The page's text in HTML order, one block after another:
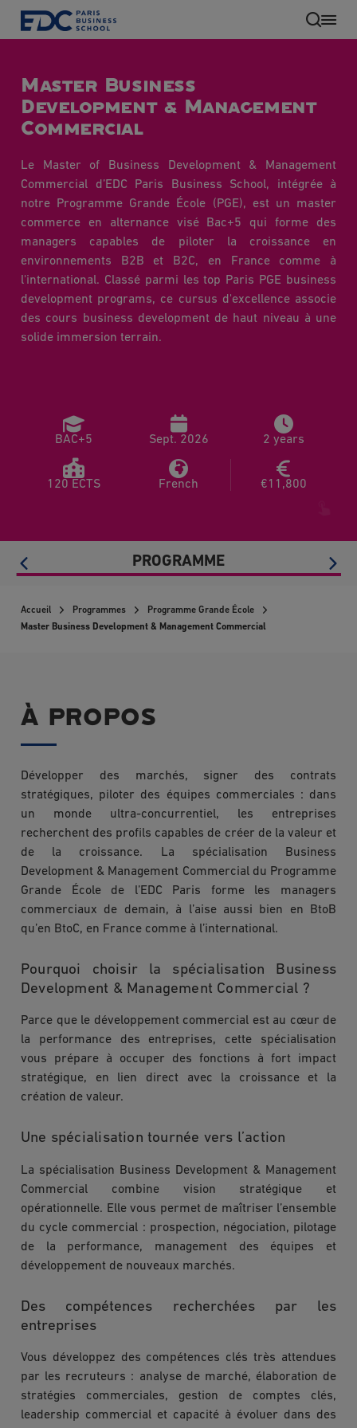
Aller
FR
Master Business
Development & Management
Commercial
Le Master of Business Development & Management
Commercial d’EDC Paris Business School, intégrée à
notre Programme Grande École (PGE), est un master
commerce en alternance visé Bac+5 qui forme des
managers capables de piloter la croissance en
environnements B2B et B2C, en France comme à
l'international. Classé parmi les top Paris PGE business
development programs, ce cursus d'excellence associe
des cours business development de haut niveau à une
solide immersion terrain.
BAC+5 Sept. 2026 2 years
120 ECTS French €11,800
PROGRAMME
Accueil Programmes
Programme Grande École
Master Business Development & Management Commercial
À PROPOS
Développer des marchés, signer des contrats
stratégiques, piloter des équipes commerciales : dans
un monde ultra-concurrentiel, les entreprises
recherchent des profils capables de créer de la valeur et
de la croissance. La spécialisation Business
Development & Management Commercial du Programme
Grande École de l’EDC Paris forme les managers
commerciaux de demain, à l’aise aussi bien en BtoB
qu’en BtoC, en France comme à l’international.
Pourquoi choisir la spécialisation Business
Development & Management Commercial ?
Parce que le développement commercial est au cœur de
la performance des entreprises, cette spécialisation
vous prépare à occuper des fonctions à fort impact
stratégique, en lien direct avec la croissance et la
création de valeur.
Une spécialisation tournée vers l’action
La spécialisation Business Development & Management
Commercial combine vision stratégique et
opérationnelle. Elle vous permet de maîtriser l’ensemble
du cycle commercial : prospection, négociation, pilotage
de la performance, management des équipes et
développement de nouveaux marchés.
Des compétences recherchées par les
entreprises
Vous développez des compétences clés très attendues
par les recruteurs : analyse de marché, élaboration de
stratégies commerciales, gestion de comptes clés,
leadership commercial et capacité à évoluer dans des